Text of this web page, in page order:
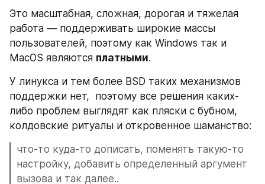
Это масштабная, сложная, дорогая и тяжелая
работа — поддерживать широкие массы
пользователей, поэтому как Windows так и
MacOS являются платными.
У линукса и тем более BSD таких механизмов
поддержки нет,  поэтому все решения каких-
либо проблем выглядят как пляски с бубном,
колдовские ритуалы и откровенное шаманство:
что-то куда-то дописать, поменять такую-то
настройку, добавить определенный аргумент
вызова и так далее..